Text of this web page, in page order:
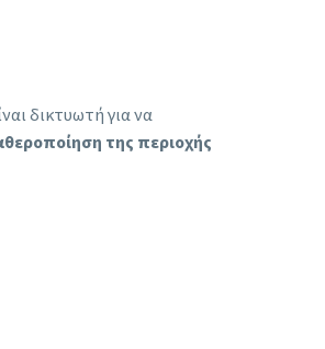
δικτυωτή για να
της περιοχής